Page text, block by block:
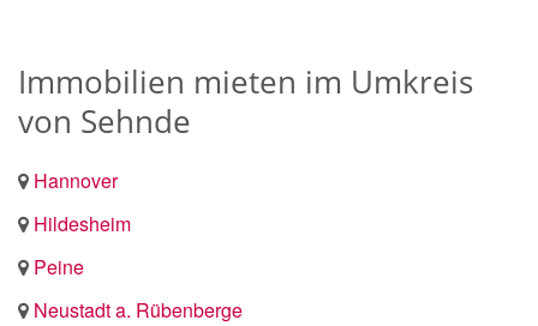
Immobilien mieten im Umkreis
von Sehnde
Hannover
Hildesheim
Peine
Neustadt a. Rübenberge